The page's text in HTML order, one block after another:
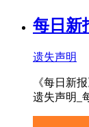
每日新
遗失声明
《每日新
遗失声明_